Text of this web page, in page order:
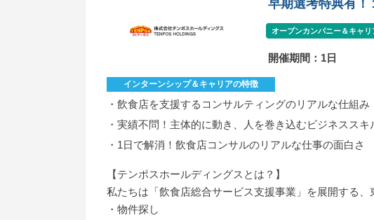
早期選考特典有！
オープンカンパニー＆キャリ
開催期間：1日
インターンシップ＆キャリアの特徴
・飲食店を支援するコンサルティングのリアルな仕組み
・実績不問！主体的に動き、人を巻き込むビジネススキ
・1日で解消！飲食店コンサルのリアルな仕事の面白さ
【テンポスホールディングスとは？】
私たちは「飲食店総合サービス支援事業」を展開する、
・物件探し